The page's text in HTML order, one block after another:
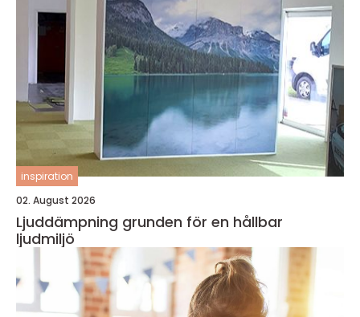
inspiration
02. August 2026
Ljuddämpning grunden för en hållbar
ljudmiljö